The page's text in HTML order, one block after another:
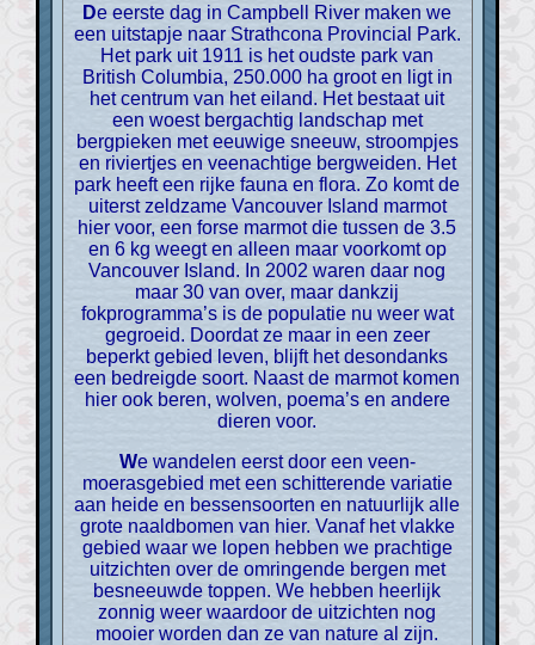
De eerste dag in Campbell River maken we
een uitstapje naar Strathcona Provincial Park.
Het park uit 1911 is het oudste park van
British Columbia, 250.000 ha groot en ligt in
het centrum van het eiland. Het bestaat uit
een woest bergachtig landschap met
bergpieken met eeuwige sneeuw, stroompjes
en riviertjes en veenachtige bergweiden. Het
park heeft een rijke fauna en flora. Zo komt de
uiterst zeldzame Vancouver Island marmot
hier voor, een forse marmot die tussen de 3.5
en 6 kg weegt en alleen maar voorkomt op
Vancouver Island. In 2002 waren daar nog
maar 30 van over, maar dankzij
fokprogramma’s is de populatie nu weer wat
gegroeid. Doordat ze maar in een zeer
beperkt gebied leven, blijft het desondanks
een bedreigde soort. Naast de marmot komen
hier ook beren, wolven, poema’s en andere
dieren voor.
We wandelen eerst door een veen-
moerasgebied met een schitterende variatie
aan heide en bessensoorten en natuurlijk alle
grote naaldbomen van hier. Vanaf het vlakke
gebied waar we lopen hebben we prachtige
uitzichten over de omringende bergen met
besneeuwde toppen. We hebben heerlijk
zonnig weer waardoor de uitzichten nog
mooier worden dan ze van nature al zijn.